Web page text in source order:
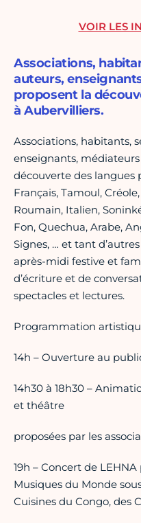
Associations,
auteurs,
proposent la
à Aubervilliers.
Associations, habitants,
enseignants,
découverte des langues
Français, Tamoul,
Roumain, Italien,
Fon, Quechua, Arabe,
Signes, … et tant
après-midi festive et
d’écriture et de
spectacles et lectures.
Programmation
14h – Ouverture au
14h30 à 18h30 –
et théâtre
proposées par les
19h – Concert de
Musiques du Monde
Cuisines du Congo, des
VOIR LES